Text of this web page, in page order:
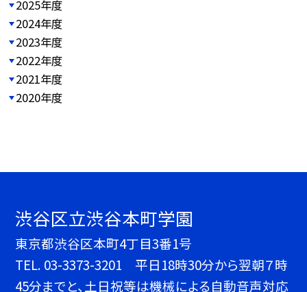
2025年度
2024年度
2023年度
2022年度
2021年度
2020年度
渋谷区立渋谷本町学園
東京都渋谷区本町4丁目3番1号
TEL. 03-3373-3201 平日18時30分から翌朝７時
45分までと、土日祝等は機械による自動音声対応